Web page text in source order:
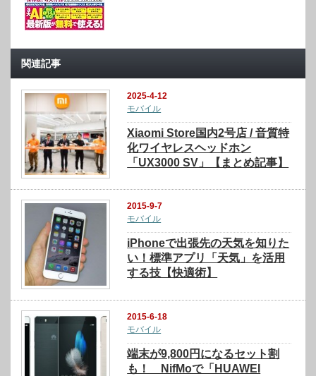
関連記事
2025-4-12
モバイル
Xiaomi Store国内2号店 / 音質特
化ワイヤレスヘッドホン
「UX3000 SV」【まとめ記事】
2015-9-7
モバイル
iPhoneで出張先の天気を知りた
い！標準アプリ「天気」を活用
する技【快適術】
2015-6-18
モバイル
端末が9,800円になるセット割
も！ NifMoで「HUAWEI